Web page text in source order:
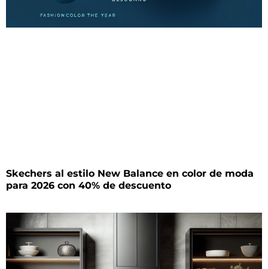
Skechers al estilo New Balance en color de moda
para 2026 con 40% de descuento